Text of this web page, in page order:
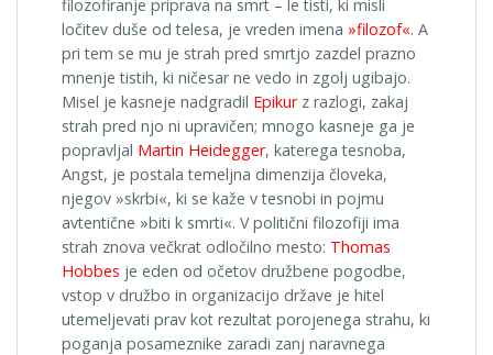
filozofiranje priprava na smrt – le tisti, ki misli
ločitev duše od telesa, je vreden imena »filozof«. A
pri tem se mu je strah pred smrtjo zazdel prazno
mnenje tistih, ki ničesar ne vedo in zgolj ugibajo.
Misel je kasneje nadgradil Epikurz razlogi, zakaj
strah pred njo ni upravičen; mnogo kasneje ga je
popravljal Martin Heidegger, katerega tesnoba,
Angst, je postala temeljna dimenzija človeka,
njegov »skrbi«, ki se kaže v tesnobi in pojmu
avtentične »biti k smrti«. V politični filozofiji ima
strah znova večkrat odločilno mesto: Thomas
Hobbes je eden od očetov družbene pogodbe,
vstop v družbo in organizacijo države je hitel
utemeljevati prav kot rezultat porojenega strahu, ki
poganja posameznike zaradi zanj naravnega